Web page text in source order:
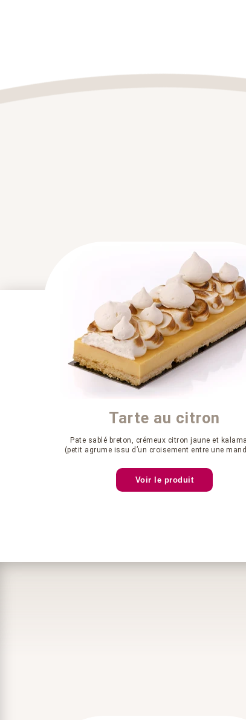
Tarte au citron
Pate sablé breton, crémeux citron jaune et
(petit agrume issu d’un croisement entre une
Voir le produit